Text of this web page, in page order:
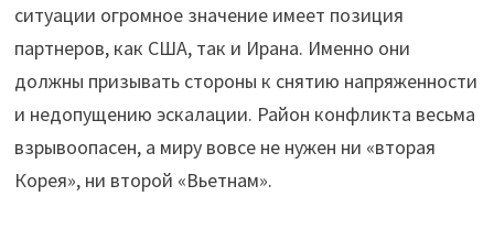
ситуации огромное значение имеет позиция
партнеров, как США, так и Ирана. Именно они
должны призывать стороны к снятию напряженности
и недопущению эскалации. Район конфликта весьма
взрывоопасен, а миру вовсе не нужен ни «вторая
Корея», ни второй «Вьетнам».